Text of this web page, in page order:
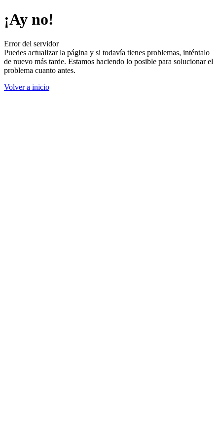
¡Ay no!
Error del servidor
Puedes actualizar la página y si todavía tienes problemas, inténtalo
de nuevo más tarde. Estamos haciendo lo posible para solucionar el
problema cuanto antes.
Volver a inicio